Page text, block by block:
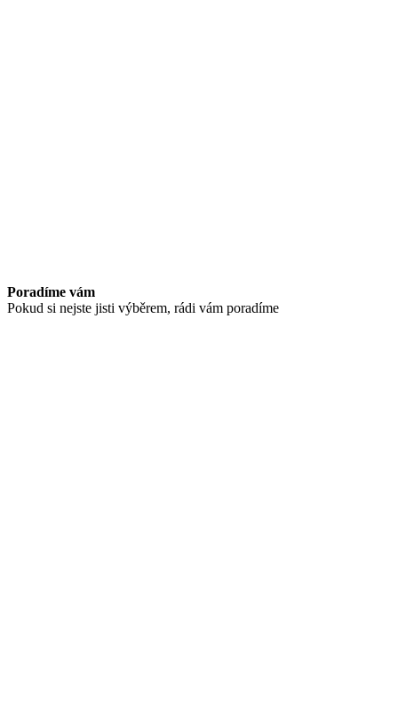
Poradíme vám
Pokud si nejste jisti výběrem, rádi vám poradíme